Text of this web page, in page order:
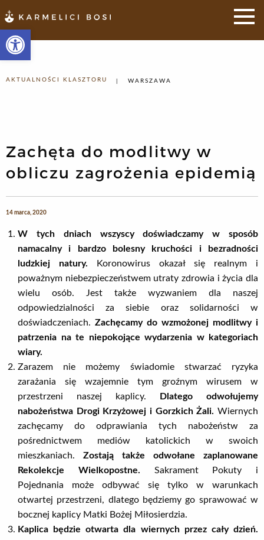
Otwórz pasek narzędzi
AKTUALNOŚCI KLASZTORU WARSZAWA
Zachęta do modlitwy w
obliczu zagrożenia epidemią
14 marca, 2020
W tych dniach wszyscy doświadczamy w sposób
namacalny i bardzo bolesny kruchości i bezradności
ludzkiej natury. Koronowirus okazał się realnym i
poważnym niebezpieczeństwem utraty zdrowia i życia dla
wielu osób. Jest także wyzwaniem dla naszej
odpowiedzialności za siebie oraz solidarności w
doświadczeniach. Zachęcamy do wzmożonej modlitwy i
patrzenia na te niepokojące wydarzenia w kategoriach
wiary.
Zarazem nie możemy świadomie stwarzać ryzyka
zarażania się wzajemnie tym groźnym wirusem w
przestrzeni naszej kaplicy.
Dlatego odwołujemy
nabożeństwa Drogi Krzyżowej i Gorzkich Żali. Wiernych
zachęcamy do odprawiania tych nabożeństw za
pośrednictwem mediów katolickich w swoich
mieszkaniach. Zostają także odwołane zaplanowane
Rekolekcje Wielkopostne. Sakrament Pokuty i
Pojednania może odbywać się tylko w warunkach
otwartej przestrzeni, dlatego będziemy go sprawować w
bocznej kaplicy Matki Bożej Miłosierdzia.
Kaplica będzie otwarta dla wiernych przez cały dzień.